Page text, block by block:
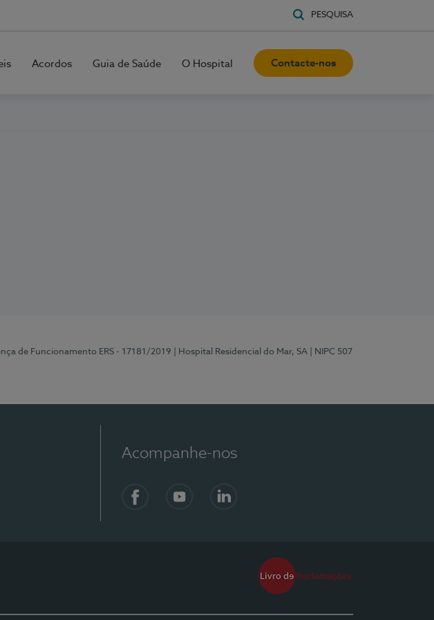
PESQUISA
Acordos Guia de Saúde O Hospital Contacte-nos
de Funcionamento ERS - 17181/2019 | Hospital Residencial do Mar, SA
| NIPC 507
Acompanhe-nos